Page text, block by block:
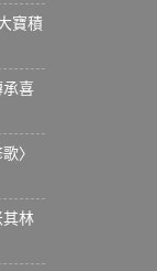
寶積
喜
〉
林